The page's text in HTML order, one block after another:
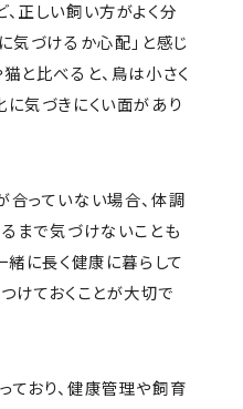
正しい飼い方がよく分
気づけるか心配」と感じ
と比べると、鳥は小さく
気づきにくい面があり
っていない場合、体調
まで気づけないことも
緒に長く健康に暮らして
けておくことが大切で
ており、健康管理や飼育